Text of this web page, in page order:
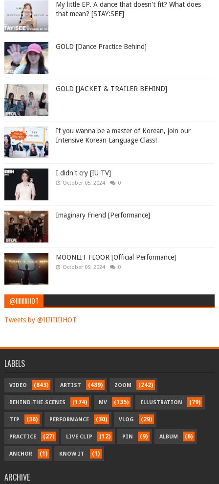
My little EP. A dance that doesn't fit? What does
that mean? [STAY:SEE]
GOLD [Dance Practice Behind]
GOLD [JACKET & TRAILER BEHIND]
If you wanna be a master of Korean, join our
Intensive Korean Language Class!
I didn't cry [IU TV]
October 05, 2024 0
Imaginary Friend [Performance]
MOONLIT FLOOR [Official Performance]
October 09, 2024 0
@IIIIIIIIHOT
Tweets by @IIIIIIIIHOT
LABELS
VIDEO (843) ARTIST (489) ZOOM (242)
BEHIND-THE-SCENES (174) MV (135) ILLUSTRATION (79)
TIP (36) PERFORMANCE (30) VLOG (29)
PRACTICE (27) LIVE CLIP (12) PIN (9) ALBUM (6)
ANCHOR (1) KNOW IT (1)
ARCHIVE